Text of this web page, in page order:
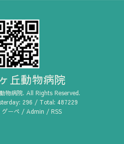
丘動物病院
物病院. All Rights Reserved.
296 / Total: 487229
グーペ/ Admin / RSS